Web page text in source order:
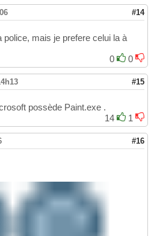
#14
mais je prefere celui la à
0
0
#15
possède Paint.exe .
14
1
#16